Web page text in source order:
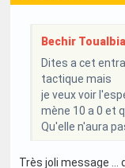
Bechir
Dites a cet
tactique mais
je veux voir
mène 10 a 0 et
Qu'elle n'aura
Très joli message …